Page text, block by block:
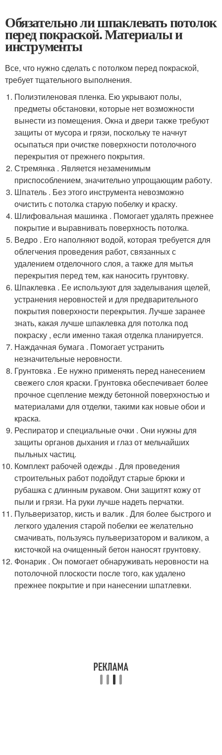
Обязательно ли шпаклевать потолок
перед покраской. Материалы и
инструменты
Все, что нужно сделать с потолком перед покраской,
требует тщательного выполнения.
Полиэтиленовая пленка. Ею укрывают полы,
предметы обстановки, которые нет возможности
вынести из помещения. Окна и двери также требуют
защиты от мусора и грязи, поскольку те начнут
осыпаться при очистке поверхности потолочного
перекрытия от прежнего покрытия.
Стремянка . Является незаменимым
приспособлением, значительно упрощающим работу.
Шпатель . Без этого инструмента невозможно
очистить с потолка старую побелку и краску.
Шлифовальная машинка . Помогает удалять прежнее
покрытие и выравнивать поверхность потолка.
Ведро . Его наполняют водой, которая требуется для
облегчения проведения работ, связанных с
удалением отделочного слоя, а также для мытья
перекрытия перед тем, как наносить грунтовку.
Шпаклевка . Ее используют для заделывания щелей,
устранения неровностей и для предварительного
покрытия поверхности перекрытия. Лучше заранее
знать, какая лучше шпаклевка для потолка под
покраску , если именно такая отделка планируется.
Наждачная бумага . Помогает устранить
незначительные неровности.
Грунтовка . Ее нужно применять перед нанесением
свежего слоя краски. Грунтовка обеспечивает более
прочное сцепление между бетонной поверхностью и
материалами для отделки, такими как новые обои и
краска.
Респиратор и специальные очки . Они нужны для
защиты органов дыхания и глаз от мельчайших
пыльных частиц.
Комплект рабочей одежды . Для проведения
строительных работ подойдут старые брюки и
рубашка с длинным рукавом. Они защитят кожу от
пыли и грязи. На руки лучше надеть перчатки.
Пульверизатор, кисть и валик . Для более быстрого и
легкого удаления старой побелки ее желательно
смачивать, пользуясь пульверизатором и валиком, а
кисточкой на очищенный бетон наносят грунтовку.
Фонарик . Он помогает обнаруживать неровности на
потолочной плоскости после того, как удалено
прежнее покрытие и при нанесении шпатлевки.